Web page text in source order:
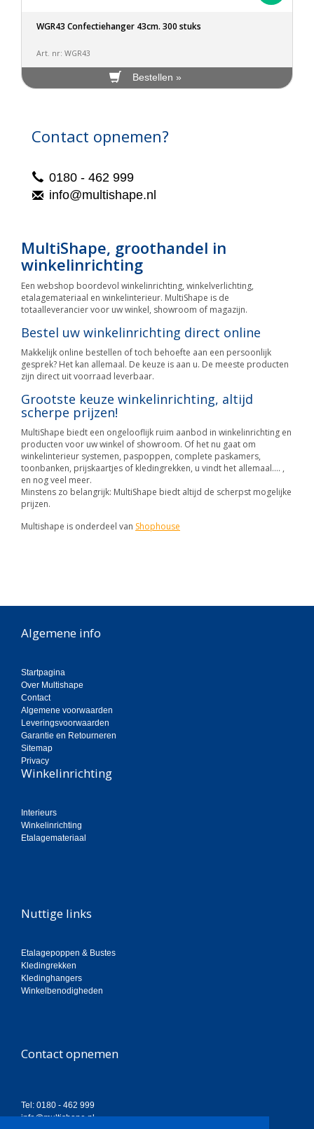
WGR43 Confectiehanger 43cm. 300 stuks
Art. nr: WGR43
Bestellen »
Contact opnemen?
0180 - 462 999
info@multishape.nl
MultiShape, groothandel in
winkelinrichting
Een webshop boordevol winkelinrichting, winkelverlichting,
etalagemateriaal en winkelinterieur. MultiShape is de
totaalleverancier voor uw winkel, showroom of magazijn.
Bestel uw winkelinrichting direct online
Makkelijk online bestellen of toch behoefte aan een persoonlijk
gesprek? Het kan allemaal. De keuze is aan u. De meeste producten
zijn direct uit voorraad leverbaar.
Grootste keuze winkelinrichting, altijd
scherpe prijzen!
MultiShape biedt een ongelooflijk ruim aanbod in winkelinrichting en
producten voor uw winkel of showroom. Of het nu gaat om
winkelinterieur systemen, paspoppen, complete paskamers,
toonbanken, prijskaartjes of kledingrekken, u vindt het allemaal…. ,
en nog veel meer.
Minstens zo belangrijk: MultiShape biedt altijd de scherpst mogelijke
prijzen.
Multishape is onderdeel van Shophouse
Algemene info
Startpagina
Over Multishape
Contact
Algemene voorwaarden
Leveringsvoorwaarden
Garantie en Retourneren
Sitemap
Privacy
Winkelinrichting
Interieurs
Winkelinrichting
Etalagemateriaal
Nuttige links
Etalagepoppen & Bustes
Kledingrekken
Kledinghangers
Winkelbenodigheden
Contact opnemen
Tel: 0180 - 462 999
info@multishape.nl